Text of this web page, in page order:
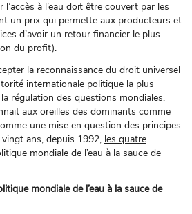
à l’eau doit être couvert par les
un prix qui permette aux producteurs et
d’avoir un retour financier le plus
du profit).
la reconnaissance du droit universel
internationale politique la plus
régulation des questions mondiales.
aux oreilles des dominants comme
une mise en question des principes
ans, depuis 1992, les quatre
mondiale de l’eau à la sauce de
mondiale de l’eau à la sauce de